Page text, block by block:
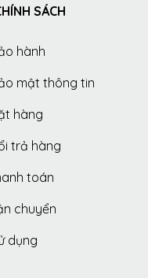
SÁCH
hành
mật thông tin
hàng
trả hàng
toán
chuyển
dụng